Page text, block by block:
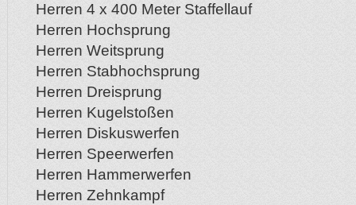
Herren 4 x 400 Meter Staffellauf
Herren Hochsprung
Herren Weitsprung
Herren Stabhochsprung
Herren Dreisprung
Herren Kugelstoßen
Herren Diskuswerfen
Herren Speerwerfen
Herren Hammerwerfen
Herren Zehnkampf